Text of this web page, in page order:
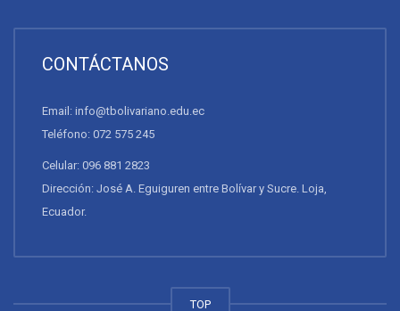
CONTÁCTANOS
Email: info@tbolivariano.edu.ec
Teléfono: 072 575 245
Celular: 096 881 2823
Dirección: José A. Eguiguren entre Bolívar y Sucre. Loja,
Ecuador.
TOP